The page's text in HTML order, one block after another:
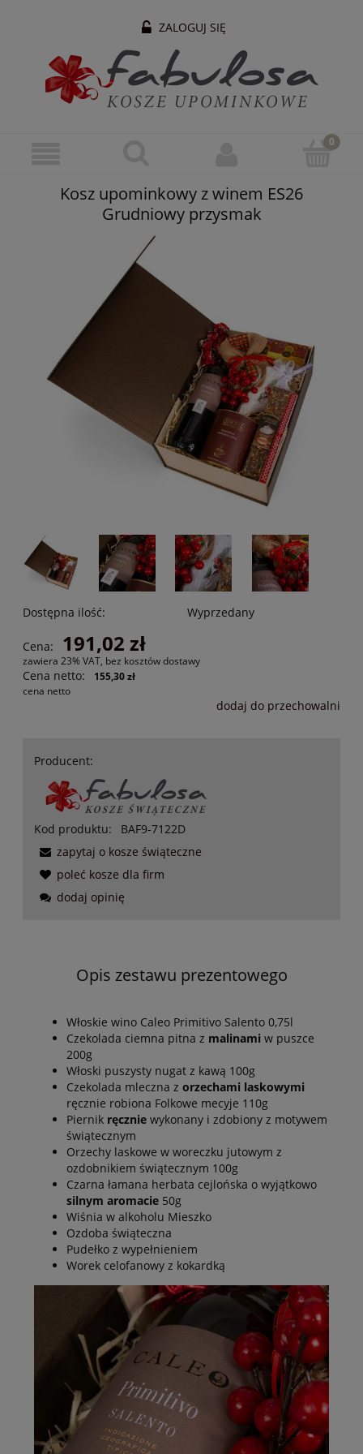
ZALOGUJ SIĘ
Kosz upominkowy z winem ES26
Grudniowy przysmak
Dostępna ilość: Wyprzedany
Cena: 191,02 zł
zawiera 23% VAT, bez kosztów dostawy
Cena netto:
155,30 zł
cena netto
dodaj do przechowalni
Producent:
Kod produktu:
BAF9-7122D
zapytaj o kosze świąteczne
poleć kosze dla firm
dodaj opinię
Opis zestawu prezentowego
Włoskie wino Caleo Primitivo Salento 0,75l
Czekolada ciemna pitna z malinami w puszce
200g
Włoski puszysty nugat z kawą 100g
Czekolada mleczna z orzechami laskowymi
ręcznie robiona Folkowe mecyje 110g
Piernik ręcznie wykonany i zdobiony z motywem
świątecznym
Orzechy laskowe w woreczku jutowym z
ozdobnikiem świątecznym 100g
Czarna łamana herbata cejlońska o wyjątkowo
silnym aromacie 50g
Wiśnia w alkoholu Mieszko
Ozdoba świąteczna
Pudełko z wypełnieniem
Worek celofanowy z kokardką